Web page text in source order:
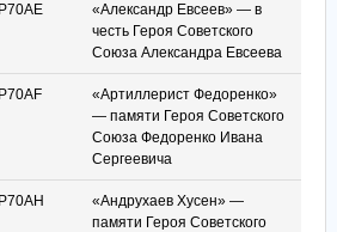
«Александр Евсеев» — в
честь Героя Советского
Союза Александра Евсеева
«Артиллерист Федоренко»
— памяти Героя Советского
Союза Федоренко Ивана
Сергеевича
«Андрухаев Хусен» —
памяти Героя Советского